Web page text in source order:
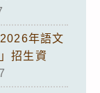
年語文
招生資